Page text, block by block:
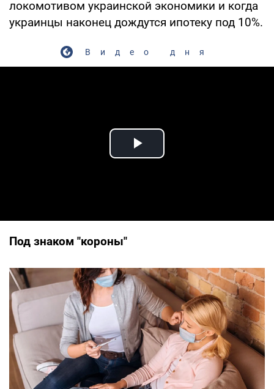
локомотивом украинской экономики и когда
украинцы наконец дождутся ипотеку под 10%.
Видео дня
Play Video
Под знаком "короны"